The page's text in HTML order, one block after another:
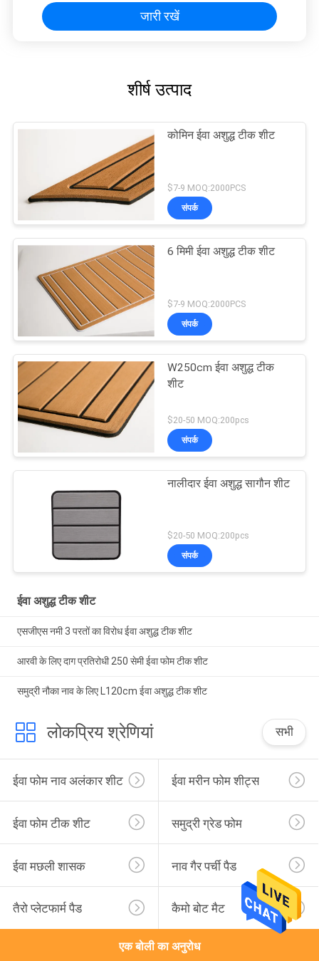
जारी रखें
शीर्ष उत्पाद
कोमिन ईवा अशुद्ध टीक शीट
$7-9 MOQ:2000PCS
संपर्क
6 मिमी ईवा अशुद्ध टीक शीट
$7-9 MOQ:2000PCS
संपर्क
W250cm ईवा अशुद्ध टीक
शीट
$20-50 MOQ:200pcs
संपर्क
नालीदार ईवा अशुद्ध सागौन शीट
$20-50 MOQ:200pcs
संपर्क
ईवा अशुद्ध टीक शीट
एसजीएस नमी 3 परतों का विरोध ईवा अशुद्ध टीक शीट
आरवी के लिए दाग प्रतिरोधी 250 सेमी ईवा फोम टीक शीट
समुद्री नौका नाव के लिए L120cm ईवा अशुद्ध टीक शीट
लोकप्रिय श्रेणियां सभी
ईवा फोम नाव अलंकार शीट ईवा मरीन फोम शीट्स
ईवा फोम टीक शीट समुद्री ग्रेड फोम
ईवा मछली शासक नाव गैर पर्ची पैड
तैरो प्लेटफार्म पैड कैमो बोट मैट
एक बोली का अनुरोध